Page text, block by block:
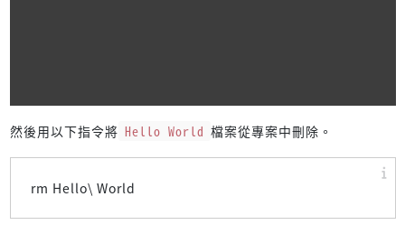
然後用以下指令將 Hello World 檔案從專案中刪除。
rm Hello\ World